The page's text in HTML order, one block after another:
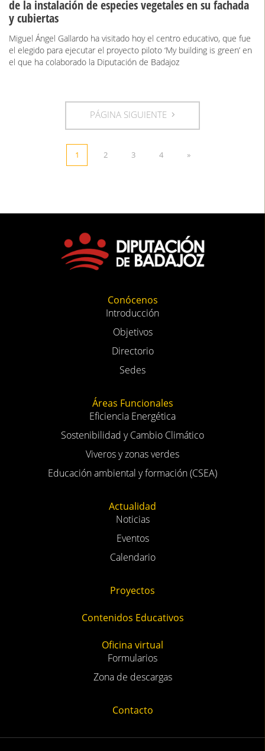
de la instalación de especies vegetales en su fachada
y cubiertas
Miguel Ángel Gallardo ha visitado hoy el centro educativo, que fue
el elegido para ejecutar el proyecto piloto ‘My building is green’ en
el que ha colaborado la Diputación de Badajoz
PÁGINA SIGUIENTE
1 2 3 4 »
Conócenos
Introducción
Objetivos
Directorio
Sedes
Áreas Funcionales
Eficiencia Energética
Sostenibilidad y Cambio Climático
Viveros y zonas verdes
Educación ambiental y formación (CSEA)
Actualidad
Noticias
Eventos
Calendario
Proyectos
Contenidos Educativos
Oficina virtual
Formularios
Zona de descargas
Contacto